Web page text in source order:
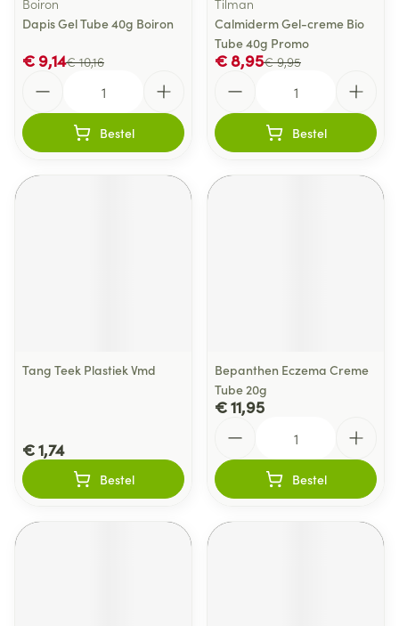
Boiron
Dapis Gel Tube 40g Boiron
€ 10,16
€ 9,14
Bestel
Tilman
Calmiderm Gel-creme Bio
Tube 40g Promo
€ 9,95
€ 8,95
Bestel
Tang Teek Plastiek Vmd
€ 1,74
Bestel
Bepanthen Eczema Creme
Tube 20g
€ 11,95
Bestel